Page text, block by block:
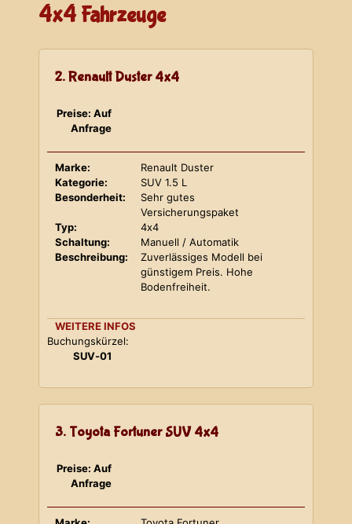
4x4 Fahrzeuge
2. Renault Duster 4x4
Preise: Auf
Anfrage
Marke:
Renault Duster
Kategorie:
SUV 1.5 L
Besonderheit:
Sehr gutes
Versicherungspaket
Typ:
4x4
Schaltung:
Manuell / Automatik
Beschreibung:
Zuverlässiges Modell bei
günstigem Preis. Hohe
Bodenfreiheit.
WEITERE INFOS
Buchungskürzel:
SUV-01
3. Toyota Fortuner SUV 4x4
Preise: Auf
Anfrage